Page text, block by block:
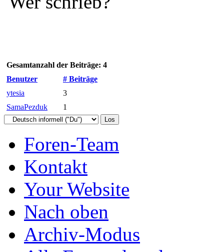
Gesamtanzahl der Beiträge: 4
Benutzer
# Beiträge
ytesia
3
SamaPezduk
1
Foren-Team
Kontakt
Your Website
Nach oben
Archiv-Modus